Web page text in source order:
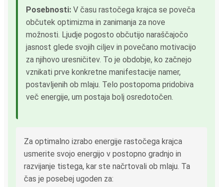
Posebnosti: V času rastočega krajca se poveča
občutek optimizma in zanimanja za nove
možnosti. Ljudje pogosto občutijo naraščajočo
jasnost glede svojih ciljev in povečano motivacijo
za njihovo uresničitev. To je obdobje, ko začnejo
vznikati prve konkretne manifestacije namer,
postavljenih ob mlaju. Telo postopoma pridobiva
več energije, um postaja bolj osredotočen.
Za optimalno izrabo energije rastočega krajca
usmerite svojo energijo v postopno gradnjo in
razvijanje tistega, kar ste načrtovali ob mlaju. Ta
čas je posebej ugoden za: